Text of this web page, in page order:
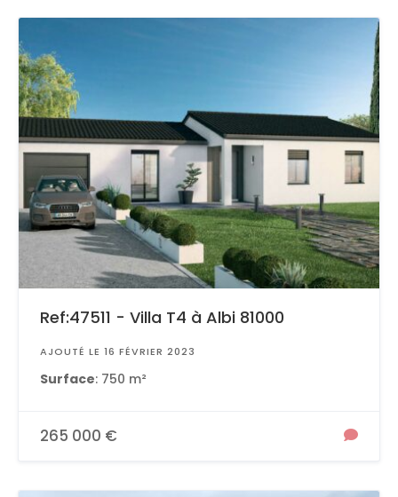
Ref:47511 - Villa T4 à Albi 81000
AJOUTÉ LE 16 FÉVRIER 2023
Surface: 750 m²
265 000 €